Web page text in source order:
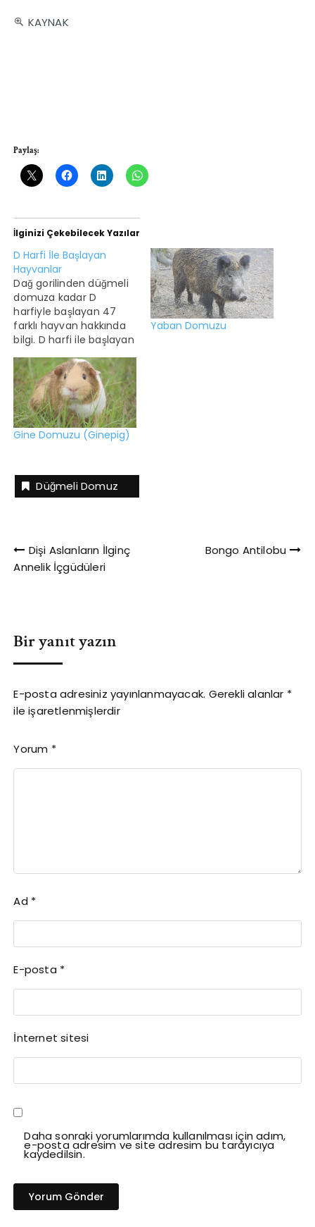
KAYNAK
Paylaş:
İlginizi Çekebilecek Yazılar
D Harfi İle Başlayan
Hayvanlar
Dağ gorilinden düğmeli
domuza kadar D
harfiyle başlayan 47
farklı hayvan hakkında
bilgi. D harfi ile başlayan
en popüler hayvan
domuzdur. En az
popüler olan ise
dumanlı pars. D harfi ile
başlayan hayvanlarla
ilgili ilginç bilgiler
Dumanlı pars kediler
laboratuvar ortamında
geliştirilen bir…
Yaban Domuzu
Gine Domuzu (Ginepig)
Düğmeli Domuz
Yazı
gezinmesi
Dişi Aslanların İlginç
Annelik İçgüdüleri
Bongo Antilobu
Bir yanıt yazın
E-posta adresiniz yayınlanmayacak. Gerekli alanlar *
ile işaretlenmişlerdir
Yorum *
Ad *
E-posta *
İnternet sitesi
Daha sonraki yorumlarımda kullanılması için adım,
e-posta adresim ve site adresim bu tarayıcıya
kaydedilsin.